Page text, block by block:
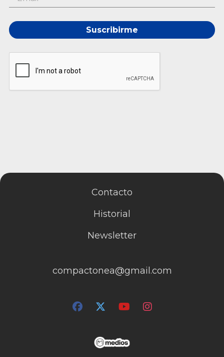
Suscribirme
Contacto
Historial
Newsletter
compactonea@gmail.com